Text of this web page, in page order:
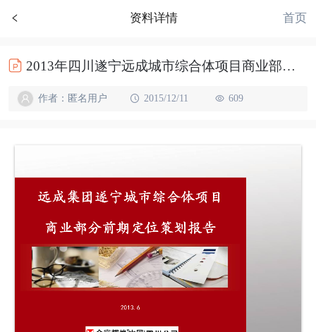
资料详情 首页
2013年四川遂宁远成城市综合体项目商业部分前期定位策划报告210p
作者：匿名用户 2015/12/11 609